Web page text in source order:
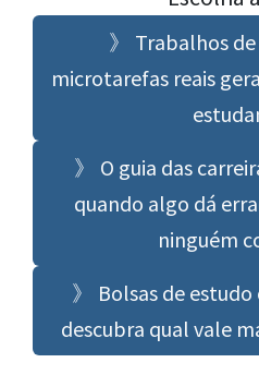
》 Trabalhos
microtarefas reais
》 O guia das
quando algo dá
ninguém
》 Bolsas de
descubra qual vale